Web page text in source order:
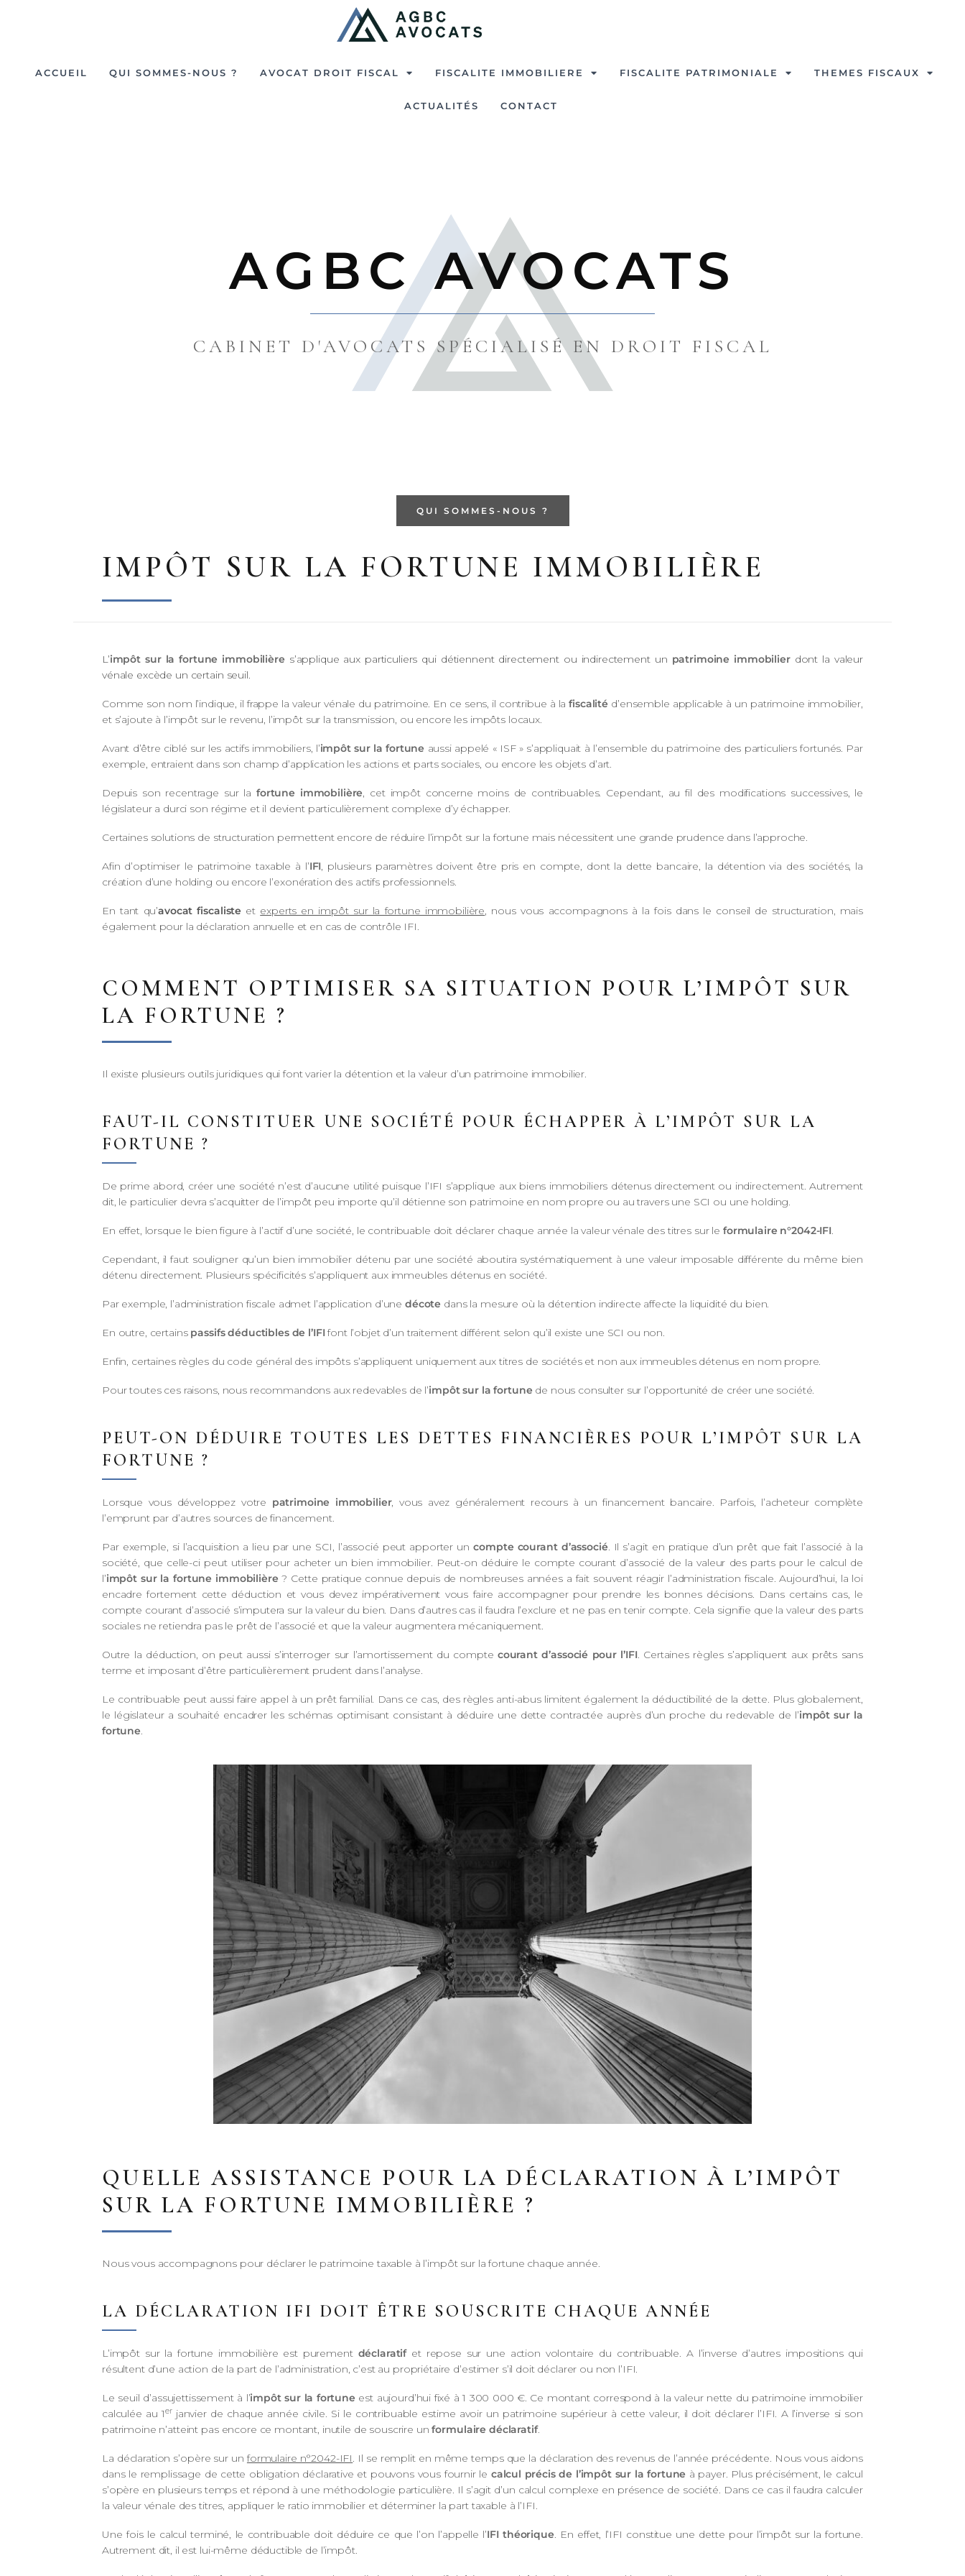
ACCUEIL QUI SOMMES-NOUS ? AVOCAT DROIT FISCAL FISCALITE IMMOBILIERE FISCALITE PATRIMONIALE THEMES FISCAUX
ACTUALITÉS CONTACT
AGBC AVOCATS
CABINET D'AVOCATS SPÉCIALISÉ EN DROIT FISCAL
QUI SOMMES-NOUS ?
IMPÔT SUR LA FORTUNE IMMOBILIÈRE
L’impôt sur la fortune immobilière s’applique aux particuliers qui détiennent directement ou indirectement un patrimoine immobilierdont la valeur
vénale excède un certain seuil.
Comme son nom l’indique, il frappe la valeur vénale du patrimoine. En ce sens, il contribue à lafiscalité d’ensemble applicable à un patrimoine immobilier,
et s’ajoute à l’impôt sur le revenu, l’impôt sur la transmission, ou encore les impôts locaux.
Avant d’être ciblé sur les actifs immobiliers, l’impôt sur la fortune aussi appelé « ISF » s’appliquait à l’ensemble du patrimoine des particuliers fortunés. Par
exemple, entraient dans son champ d’application les actions et parts sociales, ou encore les objets d’art.
Depuis son recentrage sur la fortune immobilière, cet impôt concerne moins de contribuables. Cependant, au fil des modifications successives, le
législateur a durci son régime et il devient particulièrement complexe d’y échapper.
Certaines solutions de structuration permettent encore de réduire l’impôt sur la fortune mais nécessitent une grande prudence dans l’approche.
Afin d’optimiser le patrimoine taxable à l’IFI, plusieurs paramètres doivent être pris en compte, dont la dette bancaire, la détention via des sociétés, la
création d’une holding ou encore l’exonération des actifs professionnels.
En tant qu’avocat fiscaliste et experts en impôt sur la fortune immobilière, nous vous accompagnons à la fois dans le conseil de structuration, mais
également pour la déclaration annuelle et en cas de contrôle IFI.
COMMENT OPTIMISER SA SITUATION POUR L’IMPÔT SUR
LA FORTUNE ?
Il existe plusieurs outils juridiques qui font varier la détention et la valeur d’un patrimoine immobilier.
FAUT-IL CONSTITUER UNE SOCIÉTÉ POUR ÉCHAPPER À L’IMPÔT SUR LA
FORTUNE ?
De prime abord, créer une société n’est d’aucune utilité puisque l’IFI s’applique aux biens immobiliers détenus directement ou indirectement. Autrement
dit, le particulier devra s’acquitter de l’impôt peu importe qu’il détienne son patrimoine en nom propre ou au travers une SCI ou une holding.
En effet, lorsque le bien figure à l’actif d’une société, le contribuable doit déclarer chaque année la valeur vénale des titres sur le formulaire n°2042-IFI.
Cependant, il faut souligner qu’un bien immobilier détenu par une société aboutira systématiquement à une valeur imposable différente du même bien
détenu directement. Plusieurs spécificités s’appliquent aux immeubles détenus en société.
Par exemple, l’administration fiscale admet l’application d’unedécote dans la mesure où la détention indirecte affecte la liquidité du bien.
En outre, certains passifs déductibles de l’IFI font l’objet d’un traitement différent selon qu’il existe une SCI ou non.
Enfin, certaines règles du code général des impôts s’appliquent uniquement aux titres de sociétés et non aux immeubles détenus en nom propre.
Pour toutes ces raisons, nous recommandons aux redevables de l’impôt sur la fortune de nous consulter sur l’opportunité de créer une société.
PEUT-ON DÉDUIRE TOUTES LES DETTES FINANCIÈRES POUR L’IMPÔT SUR LA
FORTUNE ?
Lorsque vous développez votre patrimoine immobilier, vous avez généralement recours à un financement bancaire. Parfois, l’acheteur complète
l’emprunt par d’autres sources de financement.
Par exemple, si l’acquisition a lieu par une SCI, l’associé peut apporter uncompte courant d’associé. Il s’agit en pratique d’un prêt que fait l’associé à la
société, que celle-ci peut utiliser pour acheter un bien immobilier. Peut-on déduire le compte courant d’associé de la valeur des parts pour le calcul de
l’impôt sur la fortune immobilière ? Cette pratique connue depuis de nombreuses années a fait souvent réagir l’administration fiscale. Aujourd’hui, la loi
encadre fortement cette déduction et vous devez impérativement vous faire accompagner pour prendre les bonnes décisions. Dans certains cas, le
compte courant d’associé s’imputera sur la valeur du bien. Dans d’autres cas il faudra l’exclure et ne pas en tenir compte. Cela signifie que la valeur des parts
sociales ne retiendra pas le prêt de l’associé et que la valeur augmentera mécaniquement.
Outre la déduction, on peut aussi s’interroger sur l’amortissement du compte courant d’associé pour l’IFI. Certaines règles s’appliquent aux prêts sans
terme et imposant d’être particulièrement prudent dans l’analyse.
Le contribuable peut aussi faire appel à un prêt familial. Dans ce cas, des règles anti-abus limitent également la déductibilité de la dette. Plus globalement,
le législateur a souhaité encadrer les schémas optimisant consistant à déduire une dette contractée auprès d’un proche du redevable de l’impôt sur la
fortune.
QUELLE ASSISTANCE POUR LA DÉCLARATION À L’IMPÔT
SUR LA FORTUNE IMMOBILIÈRE ?
Nous vous accompagnons pour déclarer le patrimoine taxable à l’impôt sur la fortune chaque année.
LA DÉCLARATION IFI DOIT ÊTRE SOUSCRITE CHAQUE ANNÉE
L’impôt sur la fortune immobilière est purement déclaratifet repose sur une action volontaire du contribuable. A l’inverse d’autres impositions qui
résultent d’une action de la part de l’administration, c’est au propriétaire d’estimer s’il doit déclarer ou non l’IFI.
Le seuil d’assujettissement à l’impôt sur la fortune est aujourd’hui fixé à 1 300 000 €. Ce montant correspond à la valeur nette du patrimoine immobilier
calculée au 1erjanvier de chaque année civile. Si le contribuable estime avoir un patrimoine supérieur à cette valeur, il doit déclarer l’IFI. A l’inverse si son
patrimoine n’atteint pas encore ce montant, inutile de souscrire unformulaire déclaratif.
La déclaration s’opère sur un formulaire n°2042-IFI. Il se remplit en même temps que la déclaration des revenus de l’année précédente. Nous vous aidons
dans le remplissage de cette obligation déclarative et pouvons vous fournir le calcul précis de l’impôt sur la fortune à payer. Plus précisément, le calcul
s’opère en plusieurs temps et répond à une méthodologie particulière. Il s’agit d’un calcul complexe en présence de société. Dans ce cas il faudra calculer
la valeur vénale des titres, appliquer le ratio immobilier et déterminer la part taxable à l’IFI.
Une fois le calcul terminé, le contribuable doit déduire ce que l’on l’appelle l’IFI théorique. En effet, l’IFI constitue une dette pour l’impôt sur la fortune.
Autrement dit, il est lui-même déductible de l’impôt.